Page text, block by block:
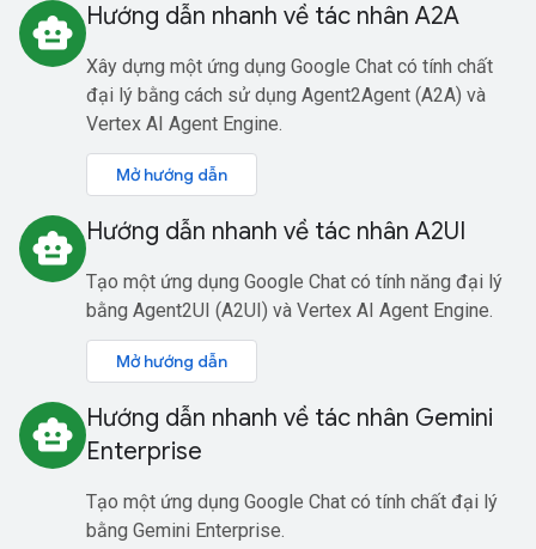
smart_toy Hướng dẫn nhanh về tác nhân A2A
Xây dựng một ứng dụng Google Chat có tính chất
đại lý bằng cách sử dụng Agent2Agent (A2A) và
Vertex AI Agent Engine.
Mở hướng dẫn
smart_toy Hướng dẫn nhanh về tác nhân A2UI
Tạo một ứng dụng Google Chat có tính năng đại lý
bằng Agent2UI (A2UI) và Vertex AI Agent Engine.
Mở hướng dẫn
smart_toy Hướng dẫn nhanh về tác nhân Gemini
Enterprise
Tạo một ứng dụng Google Chat có tính chất đại lý
bằng Gemini Enterprise.